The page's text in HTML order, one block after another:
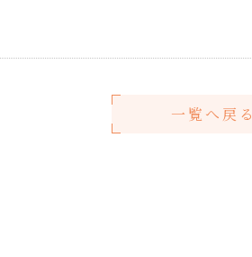
一覧へ戻る